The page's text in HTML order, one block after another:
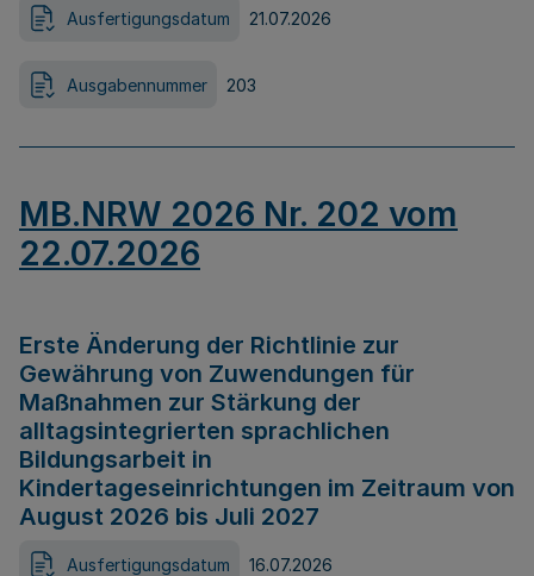
Ausfertigungsdatum 21.07.2026
Ausgabennummer 203
MB.NRW 2026 Nr. 202 vom
22.07.2026
Erste Änderung der Richtlinie zur
Gewährung von Zuwendungen für
Maßnahmen zur Stärkung der
alltagsintegrierten sprachlichen
Bildungsarbeit in
Kindertageseinrichtungen im Zeitraum von
August 2026 bis Juli 2027
Ausfertigungsdatum 16.07.2026